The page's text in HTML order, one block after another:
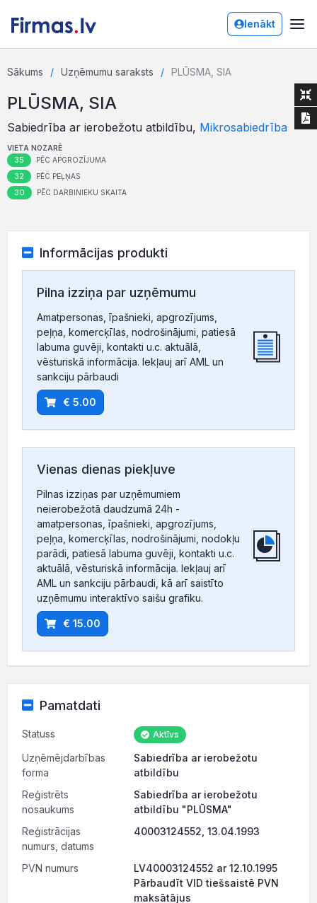
Ienākt
Sākums Uzņēmumu saraksts PLŪSMA, SIA
PLŪSMA, SIA
Sabiedrība ar ierobežotu atbildību, Mikrosabiedrība
VIETA NOZARĒ
35 PĒC APGROZĪJUMA
32 PĒC PEĻŅAS
30 PĒC DARBINIEKU SKAITA
Informācijas produkti
Pilna izziņa par uzņēmumu
Amatpersonas, īpašnieki, apgrozījums,
peļņa, komercķīlas, nodrošinājumi, patiesā
labuma guvēji, kontakti u.c. aktuālā,
vēsturiskā informācija. Iekļauj arī AML un
sankciju pārbaudi
€ 5.00
Vienas dienas piekļuve
Pilnas izziņas par uzņēmumiem
neierobežotā daudzumā 24h -
amatpersonas, īpašnieki, apgrozījums,
peļņa, komercķīlas, nodrošinājumi, nodokļu
parādi, patiesā labuma guvēji, kontakti u.c.
aktuālā, vēsturiskā informācija. Iekļauj arī
AML un sankciju pārbaudi, kā arī saistīto
uzņēmumu interaktīvo saišu grafiku.
€ 15.00
Pamatdati
Statuss Aktīvs
Uzņēmējdarbības
forma
Sabiedrība ar ierobežotu
atbildību
Reģistrēts
nosaukums
Sabiedrība ar ierobežotu
atbildību "PLŪSMA"
Reģistrācijas
numurs, datums
40003124552, 13.04.1993
PVN numurs
LV40003124552 ar 12.10.1995
Pārbaudīt VID tiešsaistē PVN
maksātājus